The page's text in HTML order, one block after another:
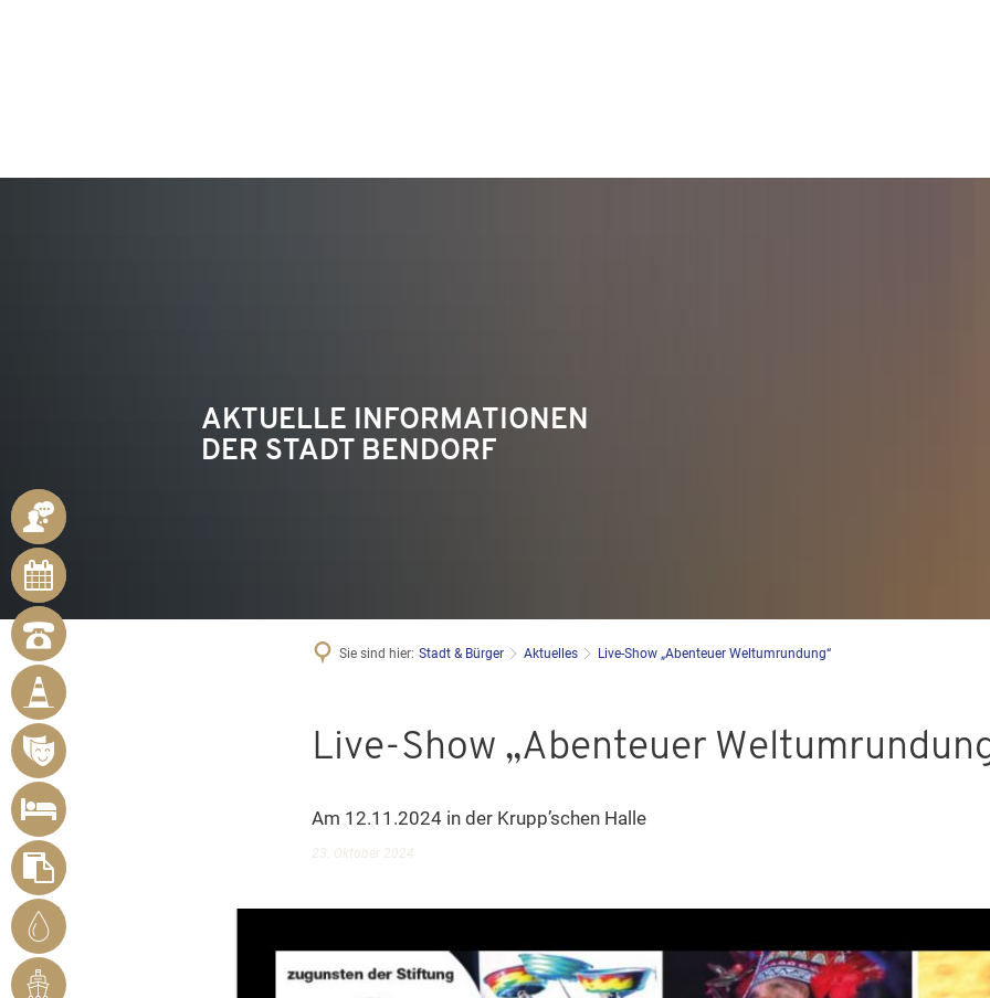
AKTUELLE INFORMATIONEN
DER STADT BENDORF
ANSPRECHPARTNER
ONLINE-
TERMINE
NOTRUFNUMMERN
BÜRGER
MELDEN
MÄNGEL
VERANSTALTUNGSÜBERSICHT
UNTERKUNFT
SUCHEN
FORMULARE
STADTWERKE
BENDORF
RHEINHAFEN
Sie sind hier: Stadt & Bürger Aktuelles Live-Show „Abenteuer Weltumrundung“
Live-Show „Abenteuer
Am 12.11.2024 in der Krupp’schen Halle
23. Oktober 2024